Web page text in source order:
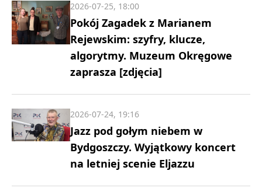
Pokój Zagadek z Marianem
Rejewskim: szyfry, klucze,
algorytmy. Muzeum Okręgowe
zaprasza [zdjęcia]
2026-07-25, 18:00
Jazz pod gołym niebem w
Bydgoszczy. Wyjątkowy koncert
na letniej scenie Eljazzu
2026-07-24, 19:16